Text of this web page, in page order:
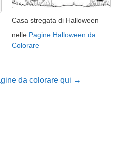
Casa stregata di Halloween
nelle Pagine Halloween da
Colorare
da colorare qui →